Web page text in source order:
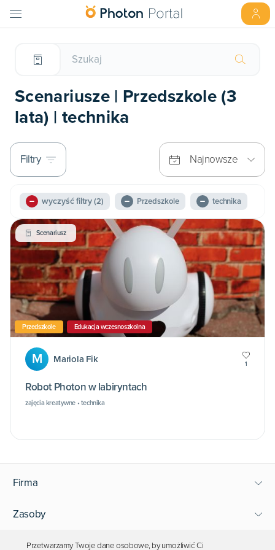
Scenariusze | Przedszkole (3
lata) | technika
Filtry Najnowsze
wyczyść filtry(2) Przedszkole technika
Scenariusz
Przedszkole Edukacja wczesnoszkolna
M Mariola Fik 1
Robot Photon w labiryntach
zajęcia kreatywne • technika
Firma
Zasoby
Wsparcie
Przetwarzamy Twoje dane osobowe, by umożliwić Ci